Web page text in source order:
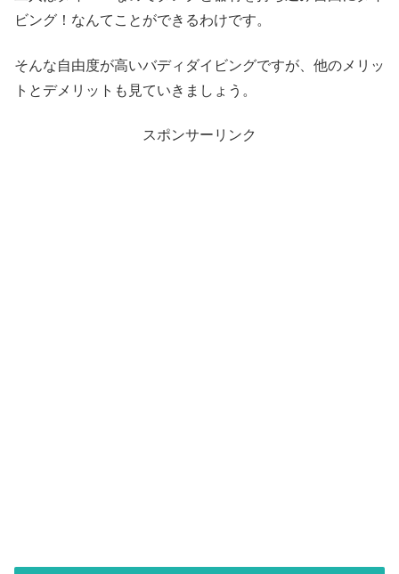
ビング！なんてことができるわけです。
そんな自由度が高いバディダイビングですが、他のメリッ
トとデメリットも見ていきましょう。
スポンサーリンク